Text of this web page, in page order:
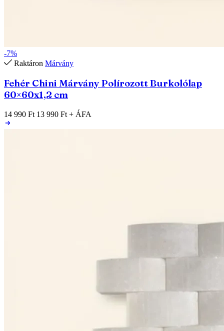
-7%
Raktáron Márvány
Fehér Chini Márvány Polírozott Burkolólap
60×60x1,2 cm
14 990 Ft 13 990 Ft + ÁFA